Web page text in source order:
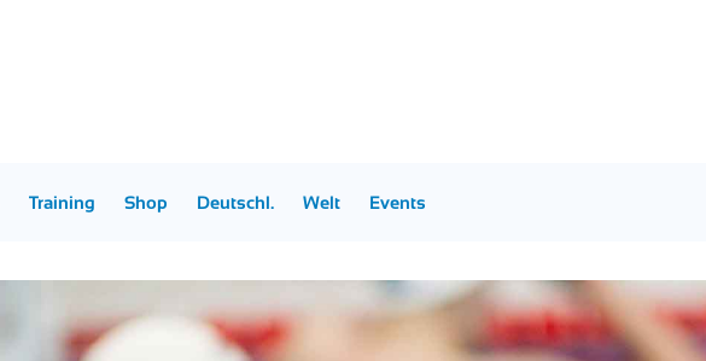
Training Shop Deutschl. Welt Events